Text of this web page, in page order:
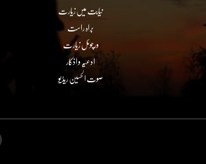
نیابت میں زیارت
براہ راست
ورچوئل زیارت
ادعیہ و اذکار
صوت الحسین ریڈیو